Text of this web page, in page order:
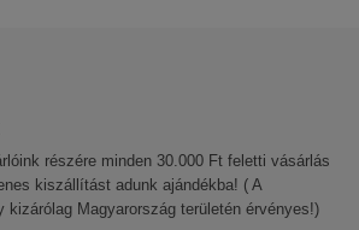
részére minden 30.000 Ft feletti vásárlás
kiszállítást adunk ajándékba! ( A
kizárólag Magyarország területén érvényes!)